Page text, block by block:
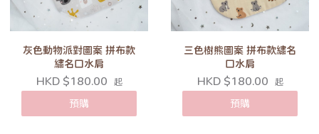
灰色動物派對圖案 拼布款
繡名口水肩
HKD $180.00 起
預購
三色樹熊圖案 拼布款繡名
口水肩
HKD $180.00 起
預購